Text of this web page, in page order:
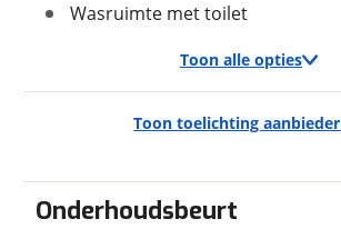
Financieel
€ 8.145,-
BTW/marge
BTW
Garanties
Onderhoudsbeurt
Wasruimte met toilet
Toon alle opties
Exterieur/Interieur
Combicassettes
Dakluik
Toon toelichting aanbieder
Caravan
Kenteken (optioneel)
Merk, model en type